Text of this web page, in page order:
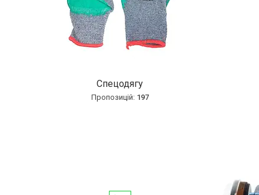
Спецодягу
197